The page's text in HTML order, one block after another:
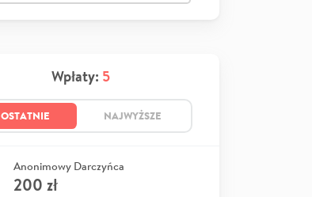
Wpłaty: 5
OSTATNIE NAJWYŻSZE
Anonimowy Darczyńca
200 zł